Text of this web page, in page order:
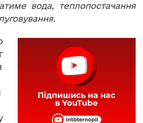
вода, теплопостачання